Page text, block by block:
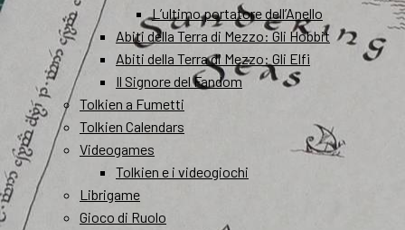
L’ultimo portatore dell’Anello
Abiti della Terra di Mezzo: Gli Hobbit
Abiti della Terra di Mezzo: Gli Elfi
Il Signore del Fandom
Tolkien a Fumetti
Tolkien Calendars
Videogames
Tolkien e i videogiochi
Librigame
Gioco di Ruolo